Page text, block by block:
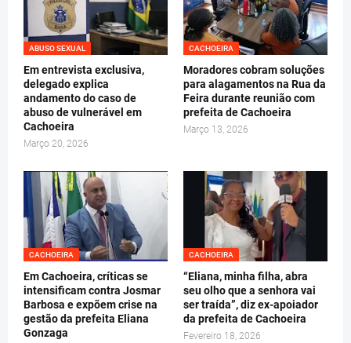
ABUSO SEXUAL
Em entrevista exclusiva,
delegado explica
andamento do caso de
abuso de vulnerável em
Cachoeira
Março 20, 2026
CACHOEIRA
Moradores cobram soluções
para alagamentos na Rua da
Feira durante reunião com
prefeita de Cachoeira
Março 13, 2026
CACHOEIRA
Em Cachoeira, críticas se
intensificam contra Josmar
Barbosa e expõem crise na
gestão da prefeita Eliana
Gonzaga
CACHOEIRA
“Eliana, minha filha, abra
seu olho que a senhora vai
ser traída”, diz ex-apoiador
da prefeita de Cachoeira
Fevereiro 18, 2026